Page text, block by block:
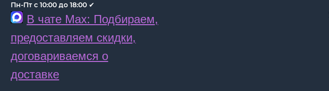
Пн-Пт с 10:00 до 18:00 ✔
В чате Max: Подбираем,
предоставляем скидки,
договариваемся о
доставке